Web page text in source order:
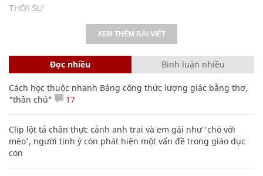
THỜI SỰ
XEM THÊM BÀI VIẾT
Đọc nhiều Bình luận nhiều
Cách học thuộc nhanh Bảng công thức lượng giác bằng thơ,
"thần chú"
17
Clip lột tả chân thực cảnh anh trai và em gái như 'chó với
mèo', người tinh ý còn phát hiện một vấn đề trong giáo dục
con